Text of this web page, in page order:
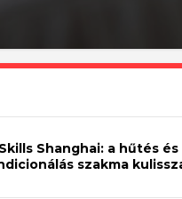
Shanghai: a hűtés és
szakma